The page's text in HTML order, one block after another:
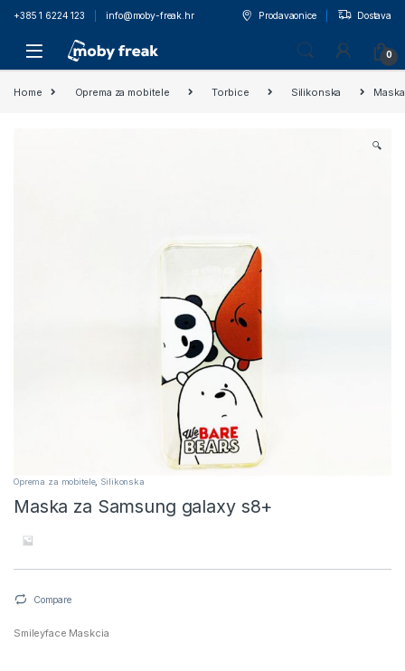
+385 1 6224 123 info@moby-freak.hr Prodavaonice Dostava
0
Home Oprema za mobitele Torbice Silikonska
🔍
Oprema za mobitele, Silikonska
Maska za Samsung galaxy s8+
Compare
Smileyface Maskcia